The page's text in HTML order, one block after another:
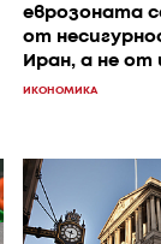
еврозоната
от
Иран, а не от
ИКОНОМИКА